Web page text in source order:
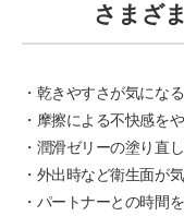
さまざ
・乾きやすさが気にな
・摩擦による不快感を
・潤滑ゼリーの塗り直
・外出時など衛生面が
・パートナーとの時間